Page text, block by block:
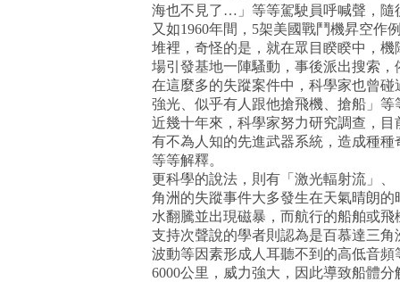
海也不見了…」等等駕駛員呼喊聲，隨
又如1960年間，5架美國戰鬥機昇空作
堆裡，奇怪的是，就在眾目睽睽中，
場引發基地一陣騷動，事後派出搜索，
在這麼多的失蹤案件中，科學家也曾
強光、似乎有人跟他搶飛機、搶船」
近幾十年來，科學家努力研究調查，
有不為人知的先進武器系統，造成種
等等解釋。
更科學的說法，則有「激光輻射流」
角洲的失蹤事件大多發生在天氣晴朗
水翻騰並出現磁暴，而航行的船舶或
支持次聲說的學者則認為是百慕達三
波動等因素形成人耳聽不到的高低音
6000公里，威力強大，因此導致船體